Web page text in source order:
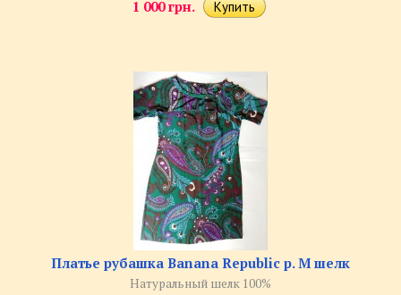
1 000 грн.
Платье рубашка Banana Republic р. M шелк
Натуральный шелк 100%